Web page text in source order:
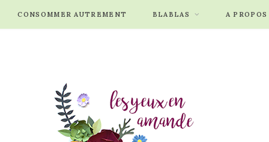
CONSOMMER AUTREMENT BLABLAS A PROPOS